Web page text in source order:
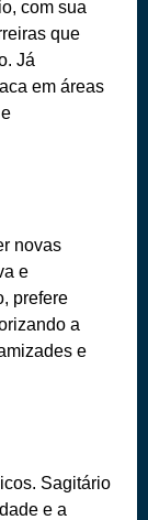
com sua
que
Já
em áreas
novas
e
prefere
a
e
Sagitário
e a